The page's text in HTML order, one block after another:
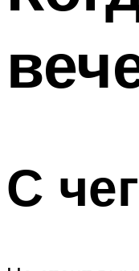
МЕНЮ
С